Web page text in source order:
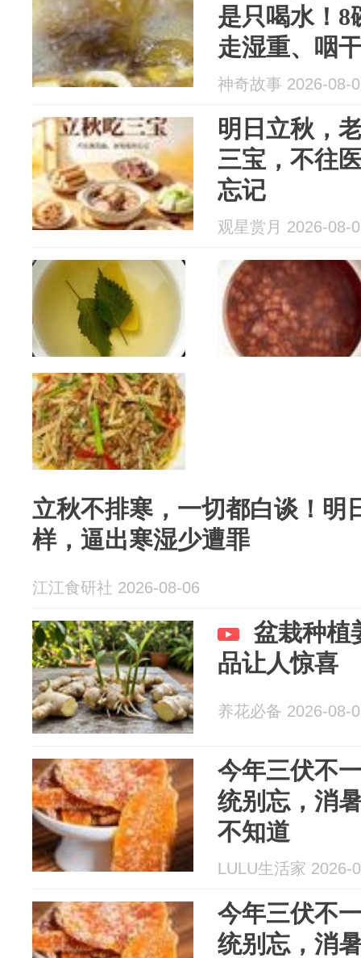
是只喝水！8
走湿重、咽
神奇故事 2026-08-
明日立秋，
三宝，不往
忘记
观星赏月 2026-08-
立秋不排寒，一切都白谈！明
样，逼出寒湿少遭罪
江江食研社 2026-08-06
盆栽种植
品让人惊喜
养花必备 2026-08-
今年三伏不
统别忘，消
不知道
LULU生活家 2026-
今年三伏不
统别忘，消